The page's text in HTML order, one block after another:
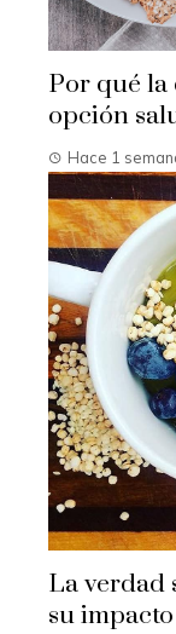
Por qué la
opción
Hace 1
La verdad
su